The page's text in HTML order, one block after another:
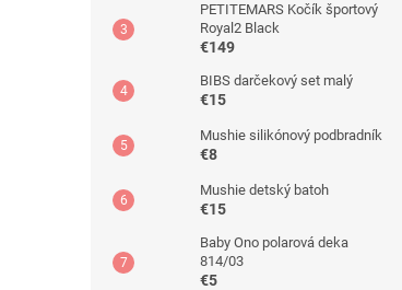
PETITEMARS Kočík športový
Royal2 Black
€149
BIBS darčekový set malý
€15
Mushie silikónový podbradník
€8
Mushie detský batoh
€15
Baby Ono polarová deka
814/03
€5